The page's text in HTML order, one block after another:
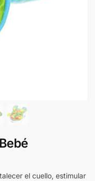
el cuello, estimular